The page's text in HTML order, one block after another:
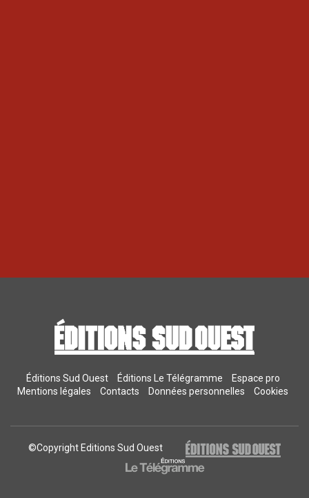
Éditions Sud Ouest Éditions Le Télégramme
Espace pro
Mentions légales
Contacts Données personnelles Cookies
©Copyright Editions Sud Ouest